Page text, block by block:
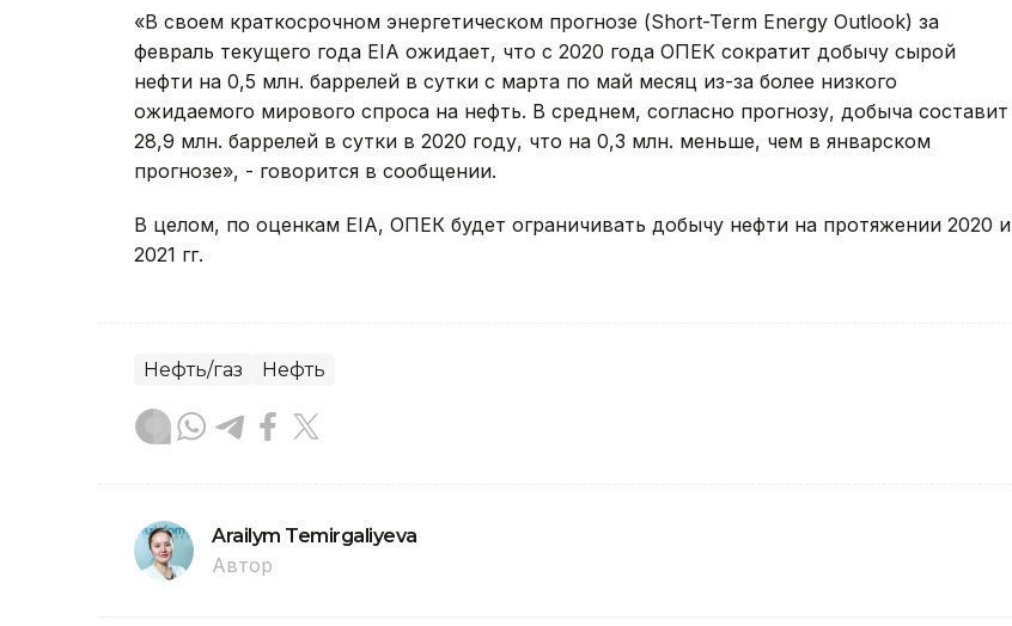
«В своем краткосрочном энергетическом прогнозе (Short-Term Energy Outlook) за
февраль текущего года EIA ожидает, что с 2020 года ОПЕК сократит добычу сырой
нефти на 0,5 млн. баррелей в сутки с марта по май месяц из-за более низкого
ожидаемого мирового спроса на нефть. В среднем, согласно прогнозу, добыча составит
28,9 млн. баррелей в сутки в 2020 году, что на 0,3 млн. меньше, чем в январском
прогнозе», - говорится в сообщении.
В целом, по оценкам EIA, ОПЕК будет ограничивать добычу нефти на протяжении 2020 и
2021 гг.
Нефть/газ Нефть
Arailym Temirgaliyeva
Автор